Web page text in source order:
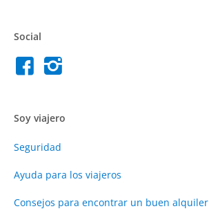
Social
Soy viajero
Seguridad
Ayuda para los viajeros
Consejos para encontrar un buen alquiler